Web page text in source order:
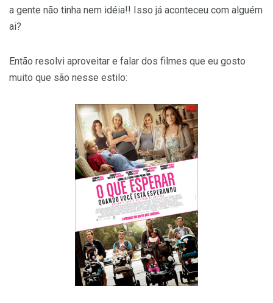
a gente não tinha nem idéia!! Isso já aconteceu com alguém
ai?
Então resolvi aproveitar e falar dos filmes que eu gosto
muito que são nesse estilo: